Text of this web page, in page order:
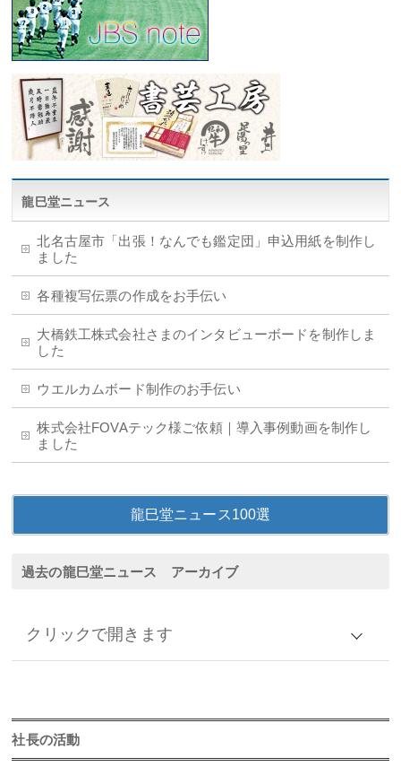
龍巳堂ニュース
北名古屋市「出張！なんでも鑑定団」申込用紙を制作し
ました
各種複写伝票の作成をお手伝い
大橋鉄工株式会社さまのインタビューボードを制作しま
した
ウエルカムボード制作のお手伝い
株式会社FOVAテック様ご依頼｜導入事例動画を制作し
ました
龍巳堂ニュース100選
過去の龍巳堂ニュース アーカイブ
クリックで開きます
2026年
2025年
社長の活動